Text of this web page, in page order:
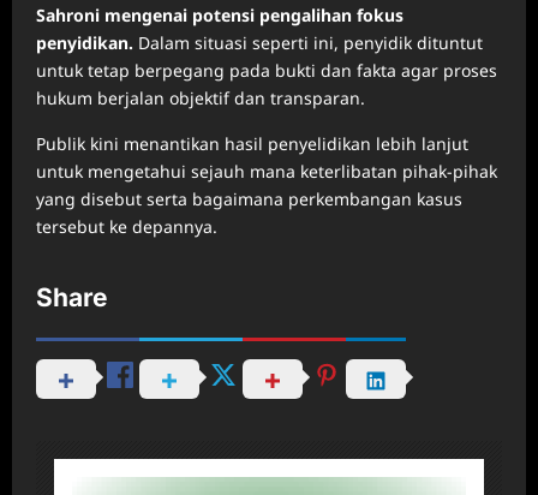
Sahroni mengenai potensi pengalihan fokus
penyidikan. Dalam situasi seperti ini, penyidik dituntut
untuk tetap berpegang pada bukti dan fakta agar proses
hukum berjalan objektif dan transparan.
Publik kini menantikan hasil penyelidikan lebih lanjut
untuk mengetahui sejauh mana keterlibatan pihak-pihak
yang disebut serta bagaimana perkembangan kasus
tersebut ke depannya.
Share